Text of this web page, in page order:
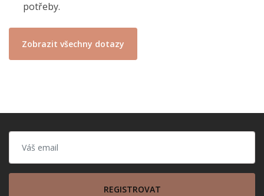
potřeby.
Zobrazit všechny dotazy
REGISTROVAT